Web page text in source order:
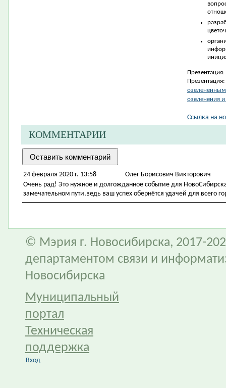
Презентация:
Презентация:
озеленения
Ссылка на
КОММЕНТАРИИ
24 февраля 2020 г. 13:58
Олег Борисович Викторович
Очень рад! Это нужное и долгожданное событие для
замечательном пути,ведь ваш успех обернётся удачей для всего
© Мэрия г. Новосибирска, 2017-
департаментом связи и
Новосибирска
Муниципальный
портал
Техническая
поддержка
Вход